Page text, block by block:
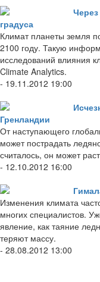
градуса
Климат планеты земля
2100 году. Такую
исследований влияния
Climate Analytics.
- 19.11.2012 19:00
Гренландии
От наступающего
может пострадать
считалось, он может
- 12.10.2012 16:00
Изменения климата
многих специалистов.
явление, как таяние
теряют массу.
- 28.08.2012 13:00